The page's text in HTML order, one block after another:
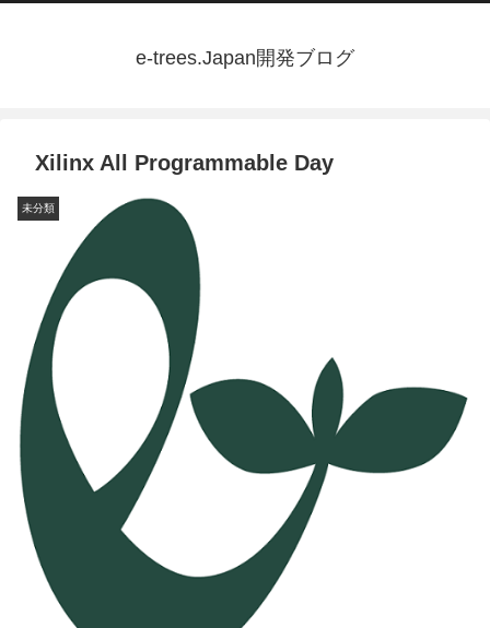
e-trees.Japan開発ブログ
Xilinx All Programmable Day
未分類